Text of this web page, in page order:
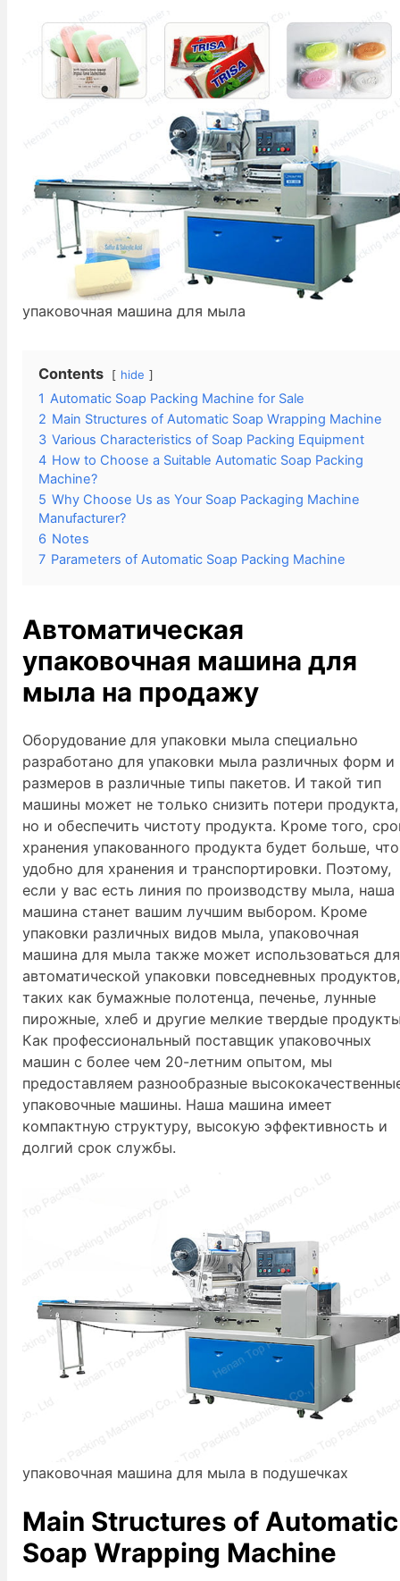
упаковочная машина для мыла
Contents hide
1 Automatic Soap Packing Machine for Sale
2 Main Structures of Automatic Soap Wrapping Machine
3 Various Characteristics of Soap Packing Equipment
4 How to Choose a Suitable Automatic Soap Packing
Machine?
5 Why Choose Us as Your Soap Packaging Machine
Manufacturer?
6 Notes
7 Parameters of Automatic Soap Packing Machine
Автоматическая
упаковочная машина для
мыла на продажу
Оборудование для упаковки мыла специально
разработано для упаковки мыла различных форм и
размеров в различные типы пакетов. И такой тип
машины может не только снизить потери продукта,
но и обеспечить чистоту продукта. Кроме того,
хранения упакованного продукта будет больше, что
удобно для хранения и транспортировки. Поэтому,
если у вас есть линия по производству мыла, наша
машина станет вашим лучшим выбором. Кроме
упаковки различных видов мыла, упаковочная
машина для мыла также может использоваться для
автоматической упаковки повседневных
таких как бумажные полотенца, печенье, лунные
пирожные, хлеб и другие мелкие твердые
Как профессиональный поставщик упаковочных
машин с более чем 20-летним опытом, мы
предоставляем разнообразные
упаковочные машины. Наша машина имеет
компактную структуру, высокую эффективность и
долгий срок службы.
упаковочная машина для мыла в подушечках
Main Structures of Automatic
Soap Wrapping Machine